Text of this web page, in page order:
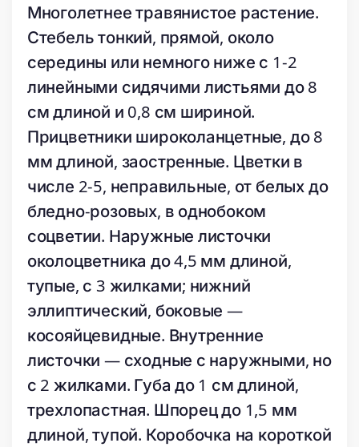
Многолетнее травянистое растение.
Стебель тонкий, прямой, около
середины или немного ниже с 1-2
линейными сидячими листьями до 8
см длиной и 0,8 см шириной.
Прицветники широколанцетные, до 8
мм длиной, заостренные. Цветки в
числе 2-5, неправильные, от белых до
бледно-розовых, в однобоком
соцветии. Наружные листочки
околоцветника до 4,5 мм длиной,
тупые, с 3 жилками; нижний
эллиптический, боковые —
косояйцевидные. Внутренние
листочки — сходные с наружными, но
с 2 жилками. Губа до 1 см длиной,
трехлопастная. Шпорец до 1,5 мм
длиной, тупой. Коробочка на короткой